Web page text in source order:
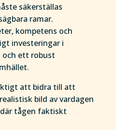
säkerställas
ramar.
kompetens och
investeringar i
ett robust
att bidra till att
bild av vardagen
tågen faktiskt